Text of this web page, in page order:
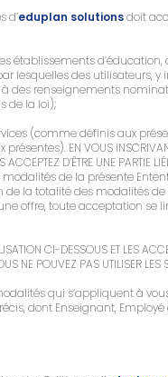
d’eduplan solutionsdoit
établissements d’éducation,
lesquelles des utilisateurs, y
à des renseignements
de la loi);
(comme définis aux
EN VOUS INSCRIVANT
D’ÊTRE UNE PARTIE
modalités de la présente
de la totalité des modalités de
offre, toute acceptation se
CI-DESSOUS ET LES
NE POUVEZ PAS UTILISER LES
qui s’appliquent à
dont Enseignant,